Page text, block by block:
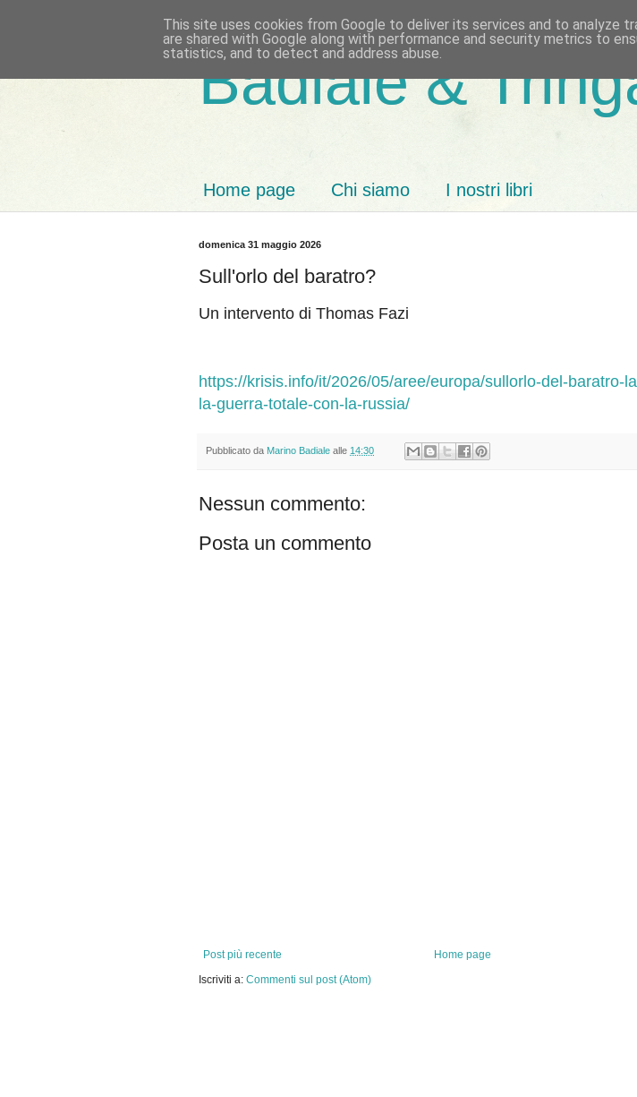
Badiale &
Home page Chi siamo I nostri libri
domenica 31 maggio 2026
Sull'orlo del baratro?
Un intervento di Thomas Fazi
https://krisis.info/it/2026/05/aree/europa/sullorlo-del-baratro-
la-guerra-totale-con-la-russia/
Pubblicato da Marino Badiale alle 14:30
Nessun commento:
Posta un commento
Post più recente
Home page
Iscriviti a: Commenti sul post (Atom)
This site uses cookies from Google to deliver its services and to analyze
are shared with Google along with performance and security metrics to
statistics, and to detect and address abuse.